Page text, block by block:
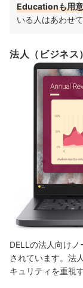
Educationも用
いる人はあわせ
法人（ビジネス
DELLの法人向け
されています。法
キュリティを重視